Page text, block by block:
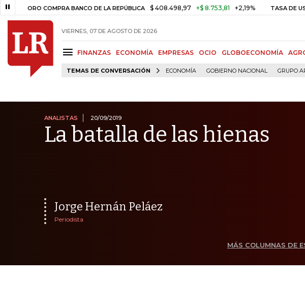
ORO COMPRA BANCO DE LA REPÚBLICA $ 408.498,97 +$ 8.753,81 +2,19% TASA DE USURA
VIERNES, 07 DE AGOSTO DE 2026
FINANZAS ECONOMÍA EMPRESAS OCIO GLOBOECONOMÍA
TEMAS DE CONVERSACIÓN ECONOMÍA GOBIERNO NACIONAL GRUPO
ANALISTAS 20/09/2019
La batalla de las hienas
Jorge Hernán Peláez
Periodista
MÁS COLUMNAS DE